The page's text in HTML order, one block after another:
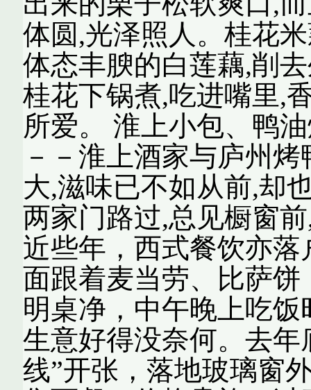
体圆,光泽照人。桂花
体态丰腴的白莲藕,削
桂花下锅煮,吃进嘴里,
所爱。 淮上小包、鸭
－－淮上酒家与庐州
大,滋味已不如从前,却
两家门路过,总见橱窗
近些年，西式餐饮亦
面跟着麦当劳、比萨
明桌净，中午晚上吃
生意好得没奈何。去
线”开张，落地玻璃窗